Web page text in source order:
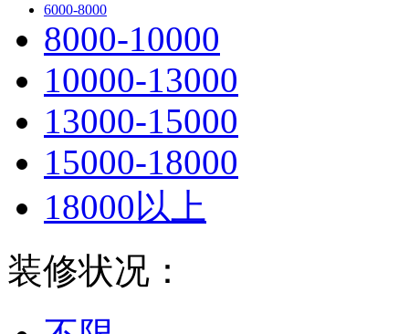
6000-8000
8000-10000
10000-13000
13000-15000
15000-18000
18000以上
装修状况：